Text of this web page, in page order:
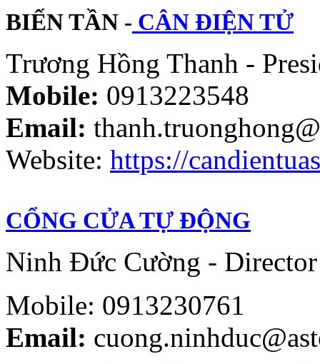
BIẾN TẦN - CÂN ĐIỆN TỬ
Trương Hồng Thanh -
Mobile: 0913223548
Email:
Website: https://
CỔNG CỬA TỰ ĐỘNG
Ninh Đức Cường - Director
Mobile: 0913230761
Email: